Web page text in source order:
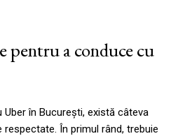
pentru a conduce cu
în București, există câteva
În primul rând, trebuie